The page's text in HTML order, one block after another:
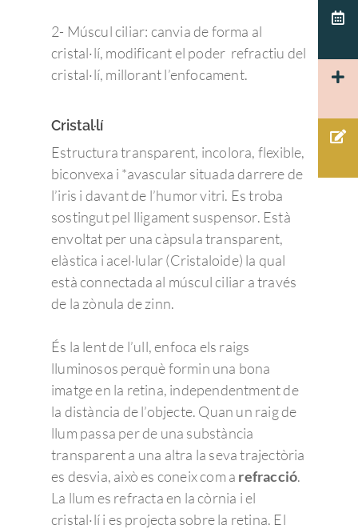
2- Múscul ciliar: canvia de forma al
cristal·lí, modificant el poder refractiu del
cristal·lí, millorant l’enfocament.
Cristal·lí
Estructura transparent, incolora, flexible,
biconvexa i *avascular situada darrere de
l’iris i davant de l’humor vitri. Es troba
sostingut pel lligament suspensor. Està
envoltat per una càpsula transparent,
elàstica i acel·lular (Cristaloide) la qual
està connectada al múscul ciliar a través
de la zònula de zinn.
És la lent de l’ull, enfoca els raigs
lluminosos perquè formin una bona
imatge en la retina, independentment de
la distància de l’objecte. Quan un raig de
llum passa per de una substància
transparent a una altra la seva trajectòria
es desvia, això es coneix com a refracció.
La llum es refracta en la còrnia i el
cristal·lí i es projecta sobre la retina. El
Patología corneal
Disfuncion del
Herpes
LAGRIMALES
GLAUCOMA
Membrana Epi-
Macular
Moscas volantes y
Retinosis
Uveítis
Oclusión de la vena
de la retina
Otras…
Test visuales
Córnea
Retina y mácula
Rejuvenecimiento
mirada
Nuestras clínicas
Trabaja con nosotros
Docencia
Congresos
Sesiones clínicas
Español
Català
Cuidamos de tus ojos y
cuidamos de ti.
Admiravisión
Portal del paciente
Urgencias
Barcelona 24H